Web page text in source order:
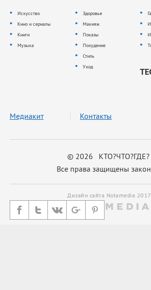
Искусство
Кино и сериалы
Книги
Музыка
Здоровье
Макияж
Показы
Похудение
Стиль
Уход
© 2026 КТО?ЧТО?ГДЕ?
Все права защищены
Медиакит Контакты
Дизайн сайта Notamedia 2017